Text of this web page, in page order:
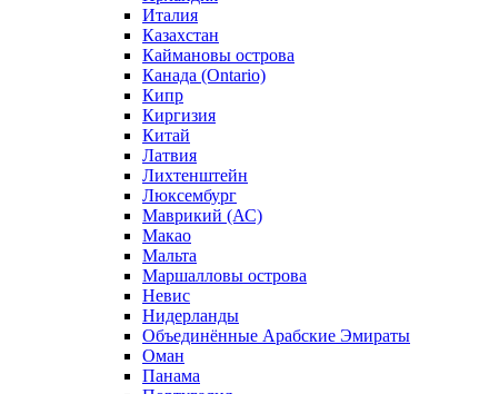
Италия
Казахстан
Каймановы острова
Канада (Ontario)
Кипр
Киргизия
Китай
Латвия
Лихтенштейн
Люксембург
Маврикий (АС)
Макао
Мальта
Маршалловы острова
Нeвис
Нидерланды
Объединённые Арабские Эмираты
Оман
Панама